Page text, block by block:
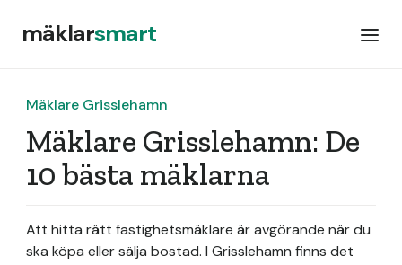
mäklarsmart
Mäklare Grisslehamn
Mäklare Grisslehamn: De
10 bästa mäklarna
Att hitta rätt fastighetsmäklare är avgörande när du
ska köpa eller sälja bostad. I Grisslehamn finns det